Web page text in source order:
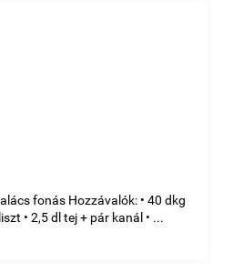
fonás Hozzávalók: • 40 dkg
• 2,5 dl tej + pár kanál • ...